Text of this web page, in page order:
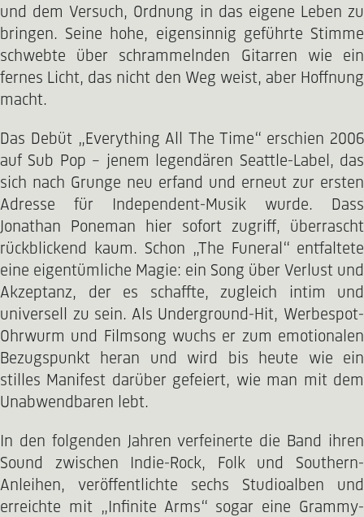
und dem Versuch, Ordnung in das eigene Leben zu
bringen. Seine hohe, eigensinnig geführte Stimme
schwebte über schrammelnden Gitarren wie ein
fernes Licht, das nicht den Weg weist, aber Hoffnung
macht.
Das Debüt „Everything All The Time“ erschien 2006
auf Sub Pop – jenem legendären Seattle-Label, das
sich nach Grunge neu erfand und erneut zur ersten
Adresse für Independent-Musik wurde. Dass
Jonathan Poneman hier sofort zugriff, überrascht
rückblickend kaum. Schon „The Funeral“ entfaltete
eine eigentümliche Magie: ein Song über Verlust und
Akzeptanz, der es schaffte, zugleich intim und
universell zu sein. Als Underground-Hit, Werbespot-
Ohrwurm und Filmsong wuchs er zum emotionalen
Bezugspunkt heran und wird bis heute wie ein
stilles Manifest darüber gefeiert, wie man mit dem
Unabwendbaren lebt.
In den folgenden Jahren verfeinerte die Band ihren
Sound zwischen Indie-Rock, Folk und Southern-
Anleihen, veröffentlichte sechs Studioalben und
erreichte mit „Infinite Arms“ sogar eine Grammy-